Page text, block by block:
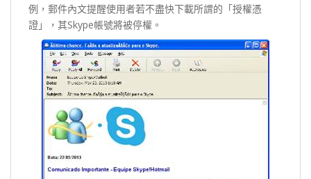
例，郵件內文提醒使用者若不盡快下載所謂的「授權憑
證」，其Skype帳號將被停權。